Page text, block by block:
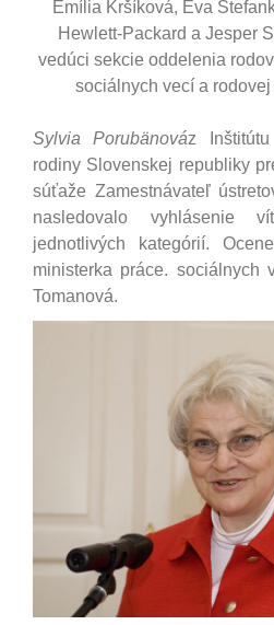
Emília Kršíková, Eva
Hewlett-Packard a Jesper
vedúci sekcie oddelenia
sociálnych vecí a
Sylvia Porubänováz
rodiny Slovenskej republiky
súťaže Zamestnávateľ
nasledovalo vyhlásenie
jednotlivých kategórií.
ministerka práce.
Tomanová.